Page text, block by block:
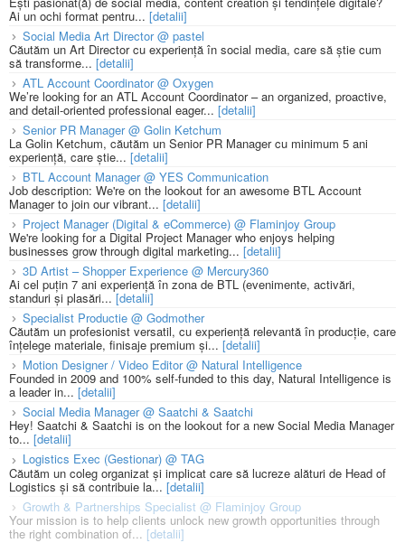
Ai un ochi format pentru... [detalii]
Social Media Art Director @ pastel
Căutăm un Art Director cu experiență în social media, care să știe cum
să transforme... [detalii]
ATL Account Coordinator @ Oxygen
We’re looking for an ATL Account Coordinator – an organized, proactive,
and detail-oriented professional eager... [detalii]
Senior PR Manager @ Golin Ketchum
La Golin Ketchum, căutăm un Senior PR Manager cu minimum 5 ani
experiență, care știe... [detalii]
BTL Account Manager @ YES Communication
Job description: We're on the lookout for an awesome BTL Account
Manager to join our vibrant... [detalii]
Project Manager (Digital & eCommerce) @ Flaminjoy Group
We're looking for a Digital Project Manager who enjoys helping
businesses grow through digital marketing... [detalii]
3D Artist – Shopper Experience @ Mercury360
Ai cel puțin 7 ani experiență în zona de BTL (evenimente, activări,
standuri și plasări... [detalii]
Specialist Productie @ Godmother
Căutăm un profesionist versatil, cu experiență relevantă în producție, care
înțelege materiale, finisaje premium și... [detalii]
Motion Designer / Video Editor @ Natural Intelligence
Founded in 2009 and 100% self-funded to this day, Natural Intelligence is
a leader in... [detalii]
Social Media Manager @ Saatchi & Saatchi
Hey! Saatchi & Saatchi is on the lookout for a new Social Media Manager
to... [detalii]
Logistics Exec (Gestionar) @ TAG
Căutăm un coleg organizat și implicat care să lucreze alături de Head of
Logistics și să contribuie la... [detalii]
Growth & Partnerships Specialist @ Flaminjoy Group
Your mission is to help clients unlock new growth opportunities through
the right combination of... [detalii]